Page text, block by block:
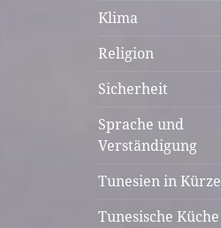
Klima
Religion
Sicherheit
Sprache und
Verständigung
Tunesien in Kürze
Tunesische Küche